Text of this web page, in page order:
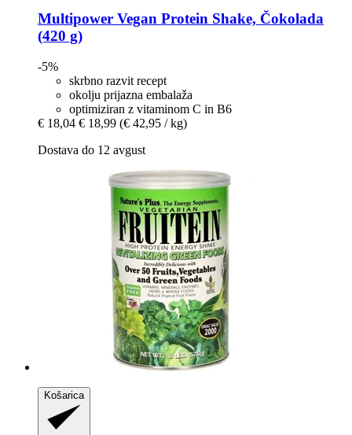
Multipower Vegan Protein Shake, Čokolada
(420 g)
-5%
skrbno razvit recept
okolju prijazna embalaža
optimiziran z vitaminom C in B6
€ 18,04 € 18,99 (€ 42,95 / kg)
Dostava do 12 avgust
Košarica